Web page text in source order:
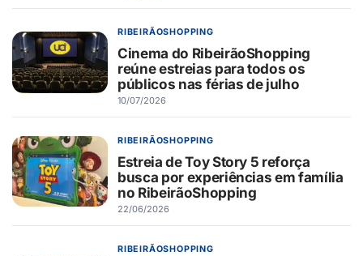
RIBEIRÃOSHOPPING
Cinema do RibeirãoShopping
reúne estreias para todos os
públicos nas férias de julho
10/07/2026
RIBEIRÃOSHOPPING
Estreia de Toy Story 5 reforça
busca por experiências em família
no RibeirãoShopping
22/06/2026
RIBEIRÃOSHOPPING